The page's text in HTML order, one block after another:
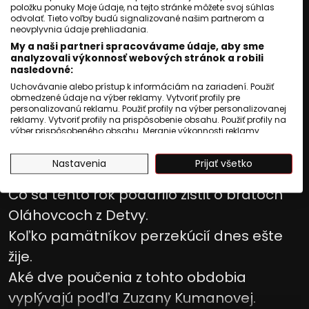
Jozef Novák,Jozef Šivák
Publikované: 01 august 2026, 02:14
Aktualizované:01 august 2026, 02:14 3 min. čítania
Prečo nacisti vyviezli rómske deti z
Bratislavy do Auschwitzu.
Aký scenár mal rómsky holokaust vo
všetkých krajinách Európy.
Čo sa tento rok podarilo zistiť o bratoch
Oláhovcoch z Detvy.
Koľko pamätníkov perzekúcií dnes ešte
žije.
Aké dve poučenia z tohto obdobia
vyplývajú podľa Zuzany Kumanovej.
položku ponuky Moje údaje, na tejto stránke môžete svoj súhlas
odvolať. Tieto voľby budú signalizované našim partnerom a
neovplyvnia údaje prehliadania.
My a naši partneri spracovávame údaje, aby sme
analyzovali výkonnosť webových stránok a robili
nasledovné:
Uchovávanie alebo prístup k informáciám na zariadení. Použiť
obmedzené údaje na výber reklamy. Vytvoriť profily pre
personalizovanú reklamu. Použiť profily na výber personalizovanej
reklamy. Vytvoriť profily na prispôsobenie obsahu. Použiť profily na
výber prispôsobeného obsahu. Meranie výkonnosti reklamy.
štatistík alebo spájania údajov z rôznych zdrojov. Vývoj a
zlepšovanie služieb. Použitie obmedzených údajov na výber
obsahu.
USA.
Váš súhlas a zásady používania cookie sa vzťahujú výlučne na
túto webovú stránku/aplikáciu.
Zobraziť zoznam partnerov (1009 predajcovia IAB)
Vaše údaje používame na nasledujúce účely:
Účely spracovania IAB:
Uchovávanie alebo prístup k
Nastavenia Prijať všetko